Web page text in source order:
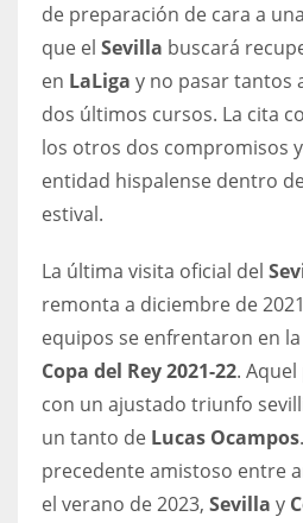
OAK
19
24
17
DAL
22
WSH
26
de preparación de cara a
que el Sevilla buscará
en LaLiga y no pasar tantos
dos últimos cursos. La cita
los otros dos compromisos
entidad hispalense dentro
estival.
La última visita oficial del
remonta a diciembre de
equipos se enfrentaron en
Copa del Rey 2021-22.
con un ajustado triunfo
un tanto de Lucas Ocampos
precedente amistoso entre
el verano de 2023, Sevilla y